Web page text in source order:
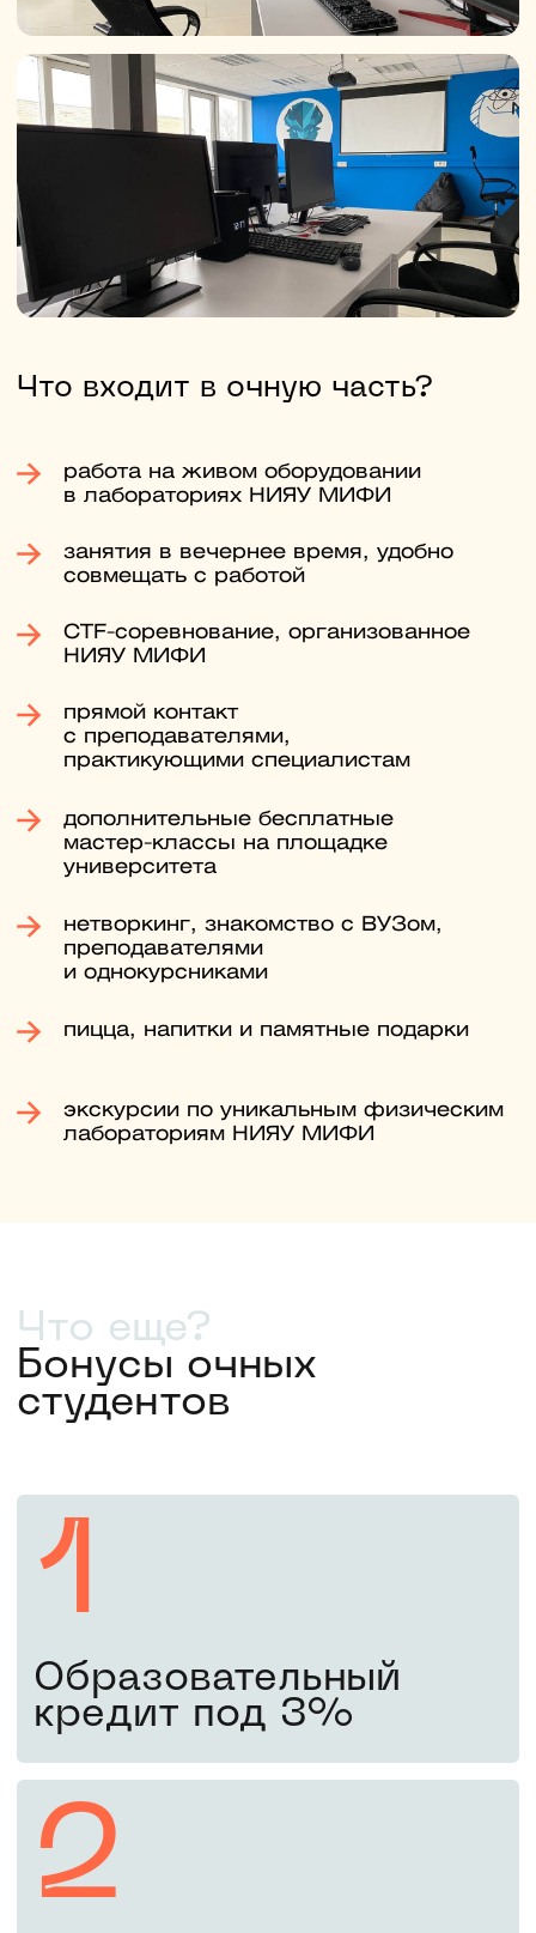
Первый шаг
Второй шаг
Третий шаг
Четвертый шаг
Начните подготовку
Подайте документы онлайн
испытания
Оставьте заявку сегодня.
Мы закрепим за вами личного
менеджера, подробно расскажем,
что и когда нужно сделать. Откроем
доступ к бесплатным материалам
подготовительного курса, чтобы
вы могли освежить знания перед
экзаменами.
Документы можно подать через
чтобы избежать ошибок при подаче.
Сдайте письменный экзамен,
ответив на общие и профильные
вопросы, и предоставьте
проходят полностью дистанционно,
ехать в ВУЗ не нужно.
Оставьте заявку сейчас, чтобы
структуру экзамена и сможете
и оплатите обучение
(самостоятельно или в кредит под
3%). После этого найдите себя
в приказе о зачислении.
Поздравляем! Вы –
студент МИФИ
к занятиям с 1 сентября.
Забронировать место
Сегодня
С 20 июня до 24 августа
До 25 августа
1 сентября
Оставьте заявку, чтобы
поступить в 2026 году